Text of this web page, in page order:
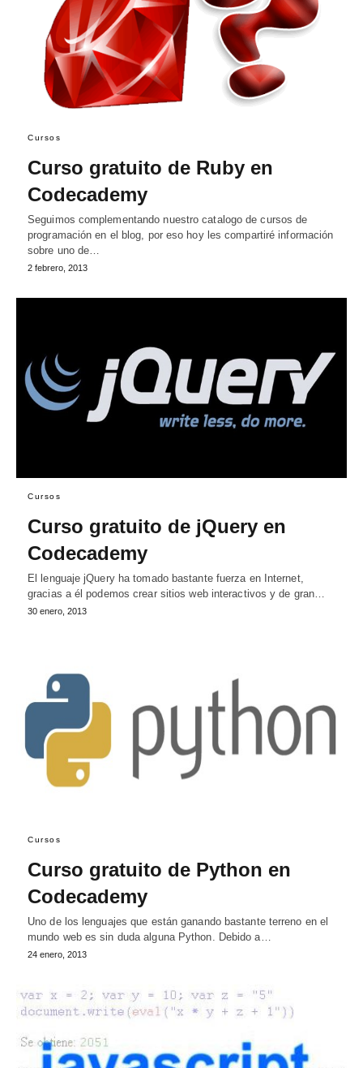
Cursos
Curso gratuito de Ruby en
Codecademy
Seguimos complementando nuestro catalogo de cursos de
programación en el blog, por eso hoy les compartiré información
sobre uno de…
2 febrero, 2013
Cursos
Curso gratuito de jQuery en
Codecademy
El lenguaje jQuery ha tomado bastante fuerza en Internet,
gracias a él podemos crear sitios web interactivos y de gran…
30 enero, 2013
Cursos
Curso gratuito de Python en
Codecademy
Uno de los lenguajes que están ganando bastante terreno en el
mundo web es sin duda alguna Python. Debido a…
24 enero, 2013